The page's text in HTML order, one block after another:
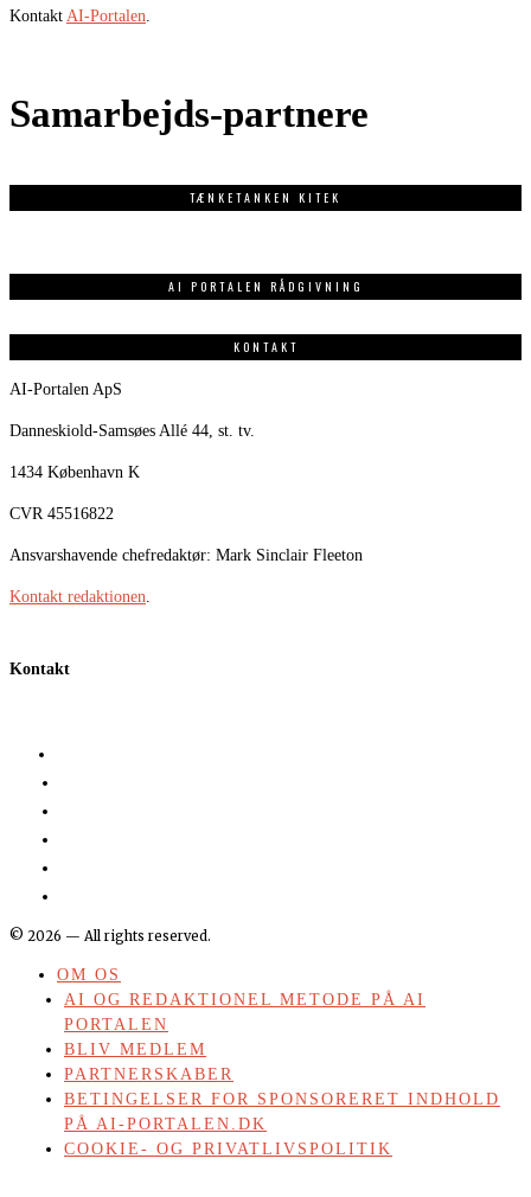
Kontakt AI-Portalen
Samarbejds-partnere
TÆNKETANKEN KITEK
AI PORTALEN RÅDGIVNING
KONTAKT
AI-Portalen ApS
Danneskiold-Samsøes Allé 44, st. tv.
1434 København K
CVR 45516822
Ansvarshavende chefredaktør: Mark Sinclair Fleeton
Kontakt redaktionen
Kontakt
© 2026 — All rights reserved.
OM OS
AI OG REDAKTIONEL METODE PÅ AI
PORTALEN
BLIV MEDLEM
PARTNERSKABER
BETINGELSER FOR SPONSORERET INDHOLD
PÅ AI-PORTALEN.DK
COOKIE- OG PRIVATLIVSPOLITIK